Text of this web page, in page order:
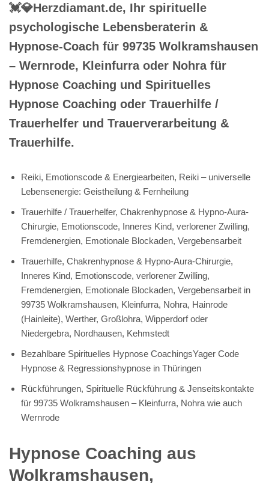
💓️💎Herzdiamant.de, Ihr spirituelle
psychologische Lebensberaterin &
Hypnose-Coach für 99735 Wolkramshausen
– Wernrode, Kleinfurra oder Nohra für
Hypnose Coaching und Spirituelles
Hypnose Coaching oder Trauerhilfe /
Trauerhelfer und Trauerverarbeitung &
Trauerhilfe.
Reiki, Emotionscode & Energiearbeiten, Reiki – universelle
Lebensenergie: Geistheilung & Fernheilung
Trauerhilfe / Trauerhelfer, Chakrenhypnose & Hypno-Aura-
Chirurgie, Emotionscode, Inneres Kind, verlorener Zwilling,
Fremdenergien, Emotionale Blockaden, Vergebensarbeit
Trauerhilfe, Chakrenhypnose & Hypno-Aura-Chirurgie,
Inneres Kind, Emotionscode, verlorener Zwilling,
Fremdenergien, Emotionale Blockaden, Vergebensarbeit in
99735 Wolkramshausen, Kleinfurra, Nohra, Hainrode
(Hainleite), Werther, Großlohra, Wipperdorf oder
Niedergebra, Nordhausen, Kehmstedt
Bezahlbare Spirituelles Hypnose CoachingsYager Code
Hypnose & Regressionshypnose in Thüringen
Rückführungen, Spirituelle Rückführung & Jenseitskontakte
für 99735 Wolkramshausen – Kleinfurra, Nohra wie auch
Wernrode
Hypnose Coaching aus
Wolkramshausen,